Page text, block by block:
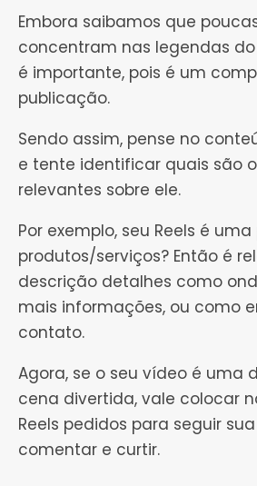
Embora saibamos que
concentram nas legendas do
é importante, pois é um
publicação.
Sendo assim, pense no
e tente identificar quais são
relevantes sobre ele.
Por exemplo, seu Reels é
produtos/serviços? Então é
descrição detalhes como
mais informações, ou como
contato.
Agora, se o seu vídeo é uma
cena divertida, vale colocar
Reels pedidos para seguir
comentar e curtir.